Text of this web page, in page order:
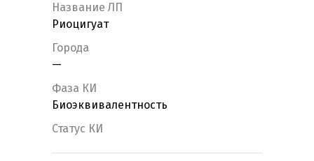
Название ЛП
Риоцигуат
Города
—
Фаза КИ
Биоэквивалентность
Статус КИ